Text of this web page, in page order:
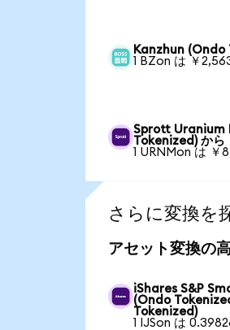
Kanzhun (Ondo
1 BZon は ￥
Sprott Uranium
Tokenized) から
1 URNMon は ￥
さらに変換を
アセット変換の
iShares S&P
(Ondo
Tokenized)
1 IJSon は